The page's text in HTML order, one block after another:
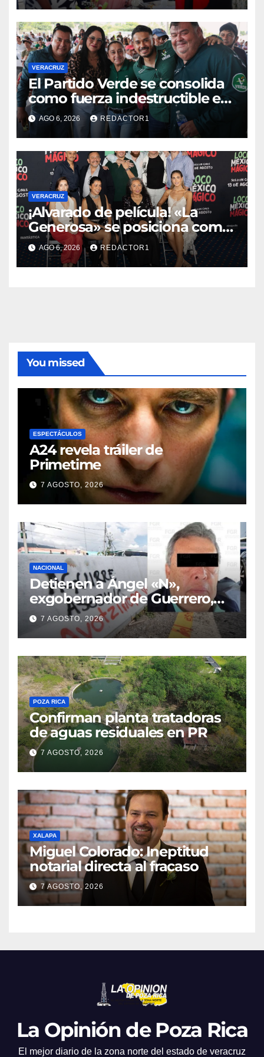
Veracruz
VERACRUZ
​El Partido Verde se consolida
como fuerza indestructible en
la zona norte de Veracruz
AGO 6, 2026 REDACTOR1
VERACRUZ
¡Alvarado de película! «La
Generosa» se posiciona como
escenario ideal para
producciones de cine y
televisión
AGO 6, 2026 REDACTOR1
You missed
ESPECTÁCULOS
A24 revela tráiler de
Primetime
7 AGOSTO, 2026
NACIONAL
Detienen a Ángel «N»,
exgobernador de Guerrero,
por el caso Ayotzinapa
7 AGOSTO, 2026
POZA RICA
Confirman planta tratadoras
de aguas residuales en PR
7 AGOSTO, 2026
XALAPA
Miguel Colorado: Ineptitud
notarial directa al fracaso
7 AGOSTO, 2026
La Opinión de Poza Rica
El mejor diario de la zona norte del estado de veracruz